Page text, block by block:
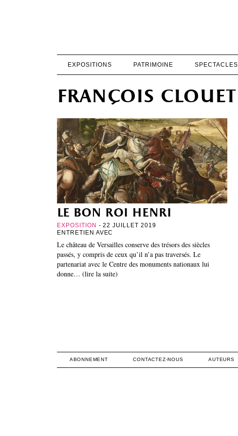
EXPOSITIONS PATRIMOINE SPECTACLES
françois clouet
le bon roi henri
EXPOSITION - 22 JUILLET 2019
ENTRETIEN AVEC
Le château de Versailles conserve des trésors des siècles
passés, y compris de ceux qu’il n’a pas traversés. Le
partenariat avec le Centre des monuments nationaux lui
donne… (lire la suite)
ABONNEMENT CONTACTEZ-NOUS AUTEURS